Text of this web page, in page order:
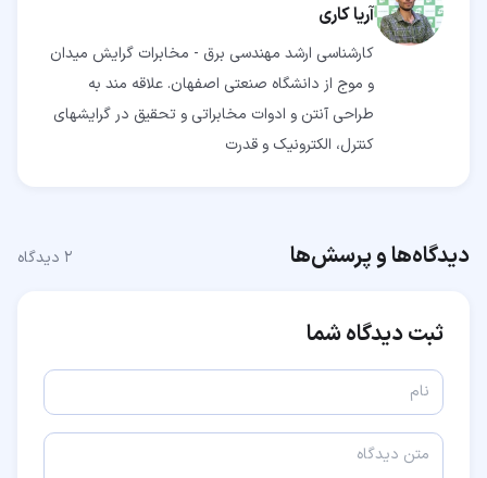
آریا کاری
کارشناسی ارشد مهندسی برق - مخابرات گرایش میدان
و موج از دانشگاه صنعتی اصفهان. علاقه مند به
طراحی آنتن و ادوات مخابراتی و تحقیق در گرایشهای
کنترل، الکترونیک و قدرت
دیدگاه‌ها و پرسش‌ها ۲ دیدگاه
ثبت دیدگاه شما